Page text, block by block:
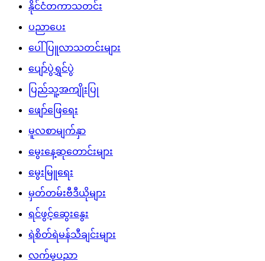
နိုင်ငံတကာသတင်း
ပညာပေး
ပေါ်ပြူလာသတင်းများ
ပျော်ပွဲရွှင်ပွဲ
ပြည်သူ့အကျိုးပြု
ဖျော်ဖြေရေး
မူလစာမျက်နှာ
မွေးနေ့ဆုတောင်းများ
မွေးမြူရေး
မှတ်တမ်းဗီဒီယိုများ
ရင်ဖွင့်ဆွေးနွေး
ရဲစိတ်ရဲမန်သီချင်းများ
လက်မှုပညာ